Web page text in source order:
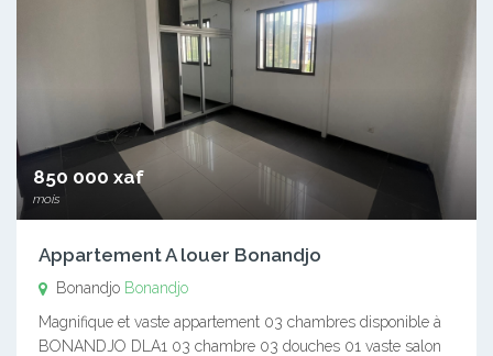
850 000 xaf
mois
Appartement A louer Bonandjo
Bonandjo Bonandjo
Magnifique et vaste appartement 03 chambres disponible à
BONANDJO DLA1 03 chambre 03 douches 01 vaste salon